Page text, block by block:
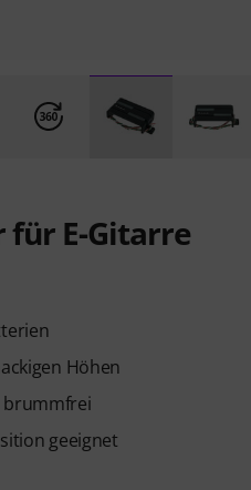
E-Gitarre
Höhen
brummfrei
geeignet